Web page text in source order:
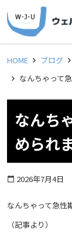
HOME ブログ
なんちゃって
なんち
められ
calendar_today 2026年7月4日
なんちゃって急性
（記事より）